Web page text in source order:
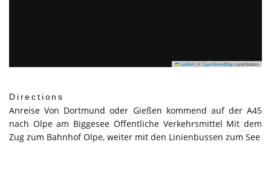
Leaflet|©OpenStreetMapcontributors
Directions
Anreise Von Dortmund oder Gießen kommend auf der A45
nach Olpe am Biggesee Öffentliche Verkehrsmittel Mit dem
Zug zum Bahnhof Olpe, weiter mit den Linienbussen zum See